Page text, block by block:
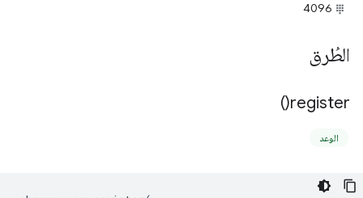
4096
الطُرق
register(
)
الوعد